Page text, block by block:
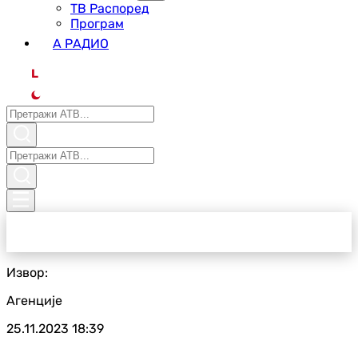
ТВ Распоред
Програм
А РАДИО
L
Извор:
Агенције
25.11.2023 18:39